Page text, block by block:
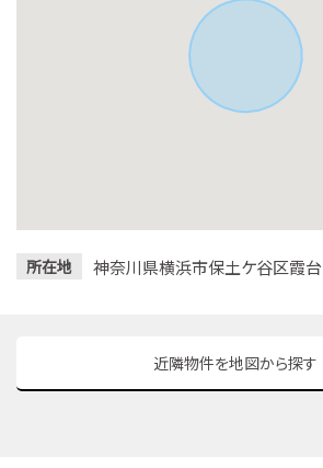
所在地 神奈川県横浜市保土ケ谷区霞台
近隣物件を地図から探す